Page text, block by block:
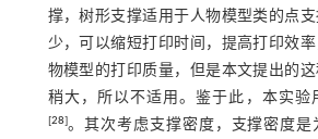
撑，树形支撑适用于人物模型类的点
少，可以缩短打印时间，提高打印效
物模型的打印质量，但是本文提出的
稍大，所以不适用。鉴于此，本实验
[28]。其次考虑支撑密度，支撑密度是